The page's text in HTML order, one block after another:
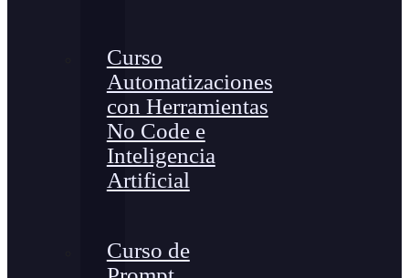
Curso
Automatizaciones
con Herramientas
No Code e
Inteligencia
Artificial
Curso de